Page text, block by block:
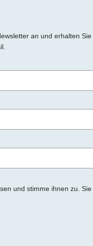
an und erhalten
und stimme ihnen zu.